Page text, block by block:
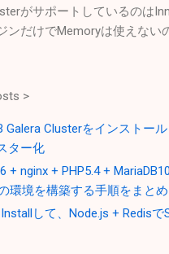
がサポートしているのは
ンだけでMemoryは使えない
>
Galera Clusterをインストー
ター化
+ nginx + PHP5.4 +
環境を構築する手順をまとめ
して、Node.js + Redisで